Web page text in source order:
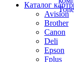
Каталог
Avision
Brother
Canon
Deli
Epson
Fplus